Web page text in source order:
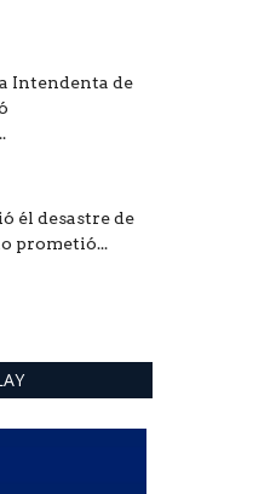
Intendenta de
él desastre de
prometió...